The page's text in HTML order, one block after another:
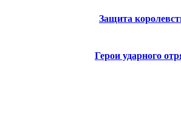
Защита
Герои ударного